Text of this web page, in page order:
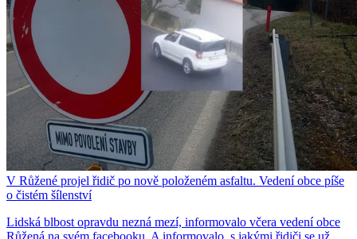
V Růžené projel řidič po nově položeném asfaltu. Vedení obce píše
o čistém šílenství
Lidská blbost opravdu nezná mezí, informovalo včera vedení obce
Růžená na svém facebooku. A informovalo, s jakými řidiči se už